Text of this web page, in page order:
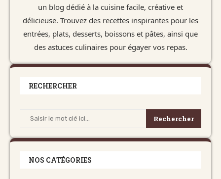
un blog dédié à la cuisine facile, créative et
délicieuse. Trouvez des recettes inspirantes pour les
entrées, plats, desserts, boissons et pâtes, ainsi que
des astuces culinaires pour égayer vos repas.
RECHERCHER
Rechercher
NOS CATÉGORIES